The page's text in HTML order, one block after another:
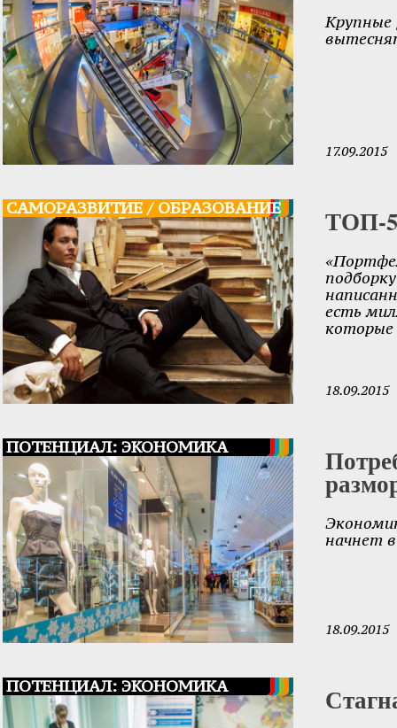
Крупные
17.09.2015
САМОРАЗВИТИЕ / ОБРАЗОВАНИЕ ТОП-5
есть
18.09.2015
ПОТЕНЦИАЛ: ЭКОНОМИКА
начнет
18.09.2015
ПОТЕНЦИАЛ: ЭКОНОМИКА